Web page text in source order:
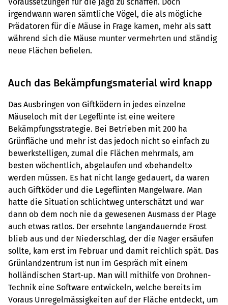
irgendwann waren sämtliche Vögel, die als mögliche
Prädatoren für die Mäuse in Frage kamen, mehr als satt
während sich die Mäuse munter vermehrten und ständig
neue Flächen befielen.
Auch das Bekämpfungsmaterial wird knapp
Das Ausbringen von Giftködern in jedes einzelne
Mäuseloch mit der Legeflinte ist eine weitere
Bekämpfungsstrategie. Bei Betrieben mit 200 ha
Grünfläche und mehr ist das jedoch nicht so einfach zu
bewerkstelligen, zumal die Flächen mehrmals, am
besten wöchentlich, abgelaufen und «behandelt»
werden müssen. Es hat nicht lange gedauert, da waren
auch Giftköder und die Legeflinten Mangelware. Man
hatte die Situation schlichtweg unterschätzt und war
dann ob dem noch nie da gewesenen Ausmass der Plage
auch etwas ratlos. Der ersehnte langandauernde Frost
blieb aus und der Niederschlag, der die Nager ersäufen
sollte, kam erst im Februar und damit reichlich spät. Das
Grünlandzentrum ist nun im Gespräch mit einem
holländischen Start-up. Man will mithilfe von Drohnen-
Technik eine Software entwickeln, welche bereits im
Voraus Unregelmässigkeiten auf der Fläche entdeckt, um